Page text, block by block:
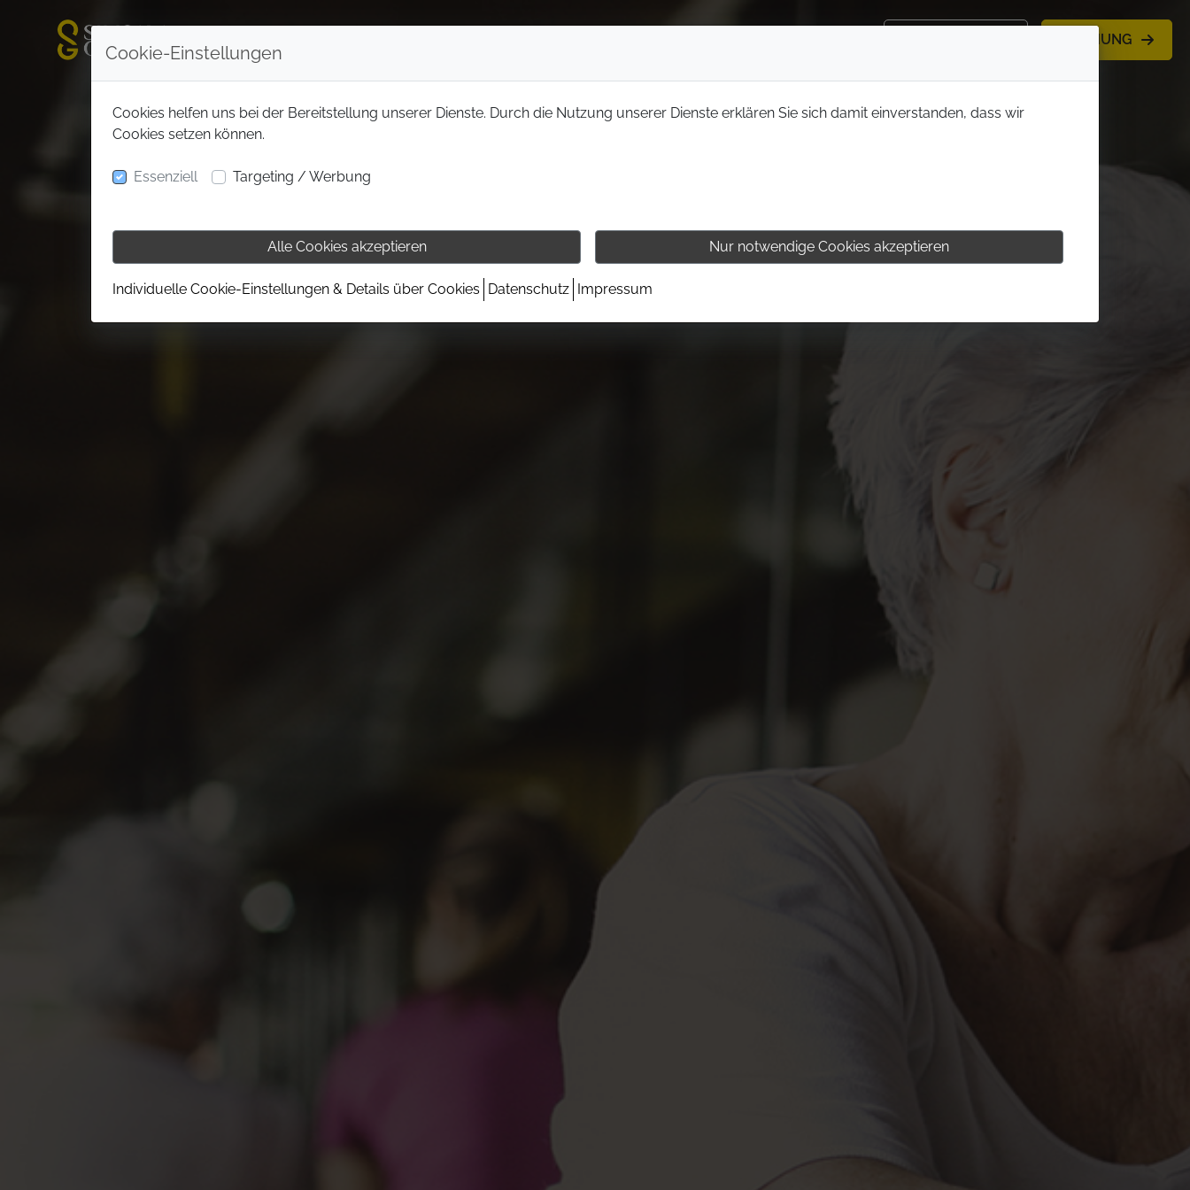
BUCHUNG
Cookie-Einstellungen
Cookies helfen uns bei der Bereitstellung unserer Dienste. Durch die Nutzung unserer Dienste erklären Sie sich damit einverstanden, dass wir
Cookies setzen können.
Essenziell Targeting / Werbung
Alle Cookies akzeptieren Nur notwendige Cookies akzeptieren
Individuelle Cookie-Einstellungen & Details über Cookies Datenschutz Impressum